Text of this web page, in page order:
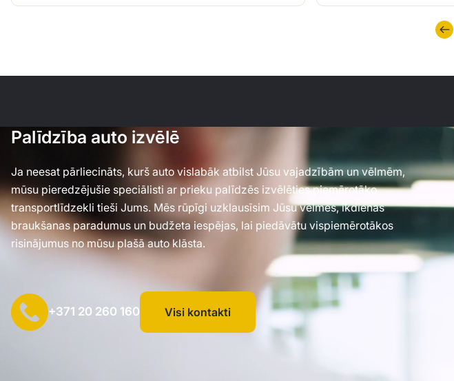
Palīdzība auto izvēlē
Ja neesat pārliecināts, kurš auto vislabāk atbilst Jūsu vajadzībām un vēlmēm,
mūsu pieredzējušie speciālisti ar prieku palīdzēs izvēlēties piemērotāko
transportlīdzekli tieši Jums. Mēs rūpīgi uzklausīsim Jūsu vēlmes, ikdienas
braukšanas paradumus un budžeta iespējas, lai piedāvātu vispiemērotākos
risinājumus no mūsu plašā auto klāsta.
+371 20 260 160 Visi kontakti